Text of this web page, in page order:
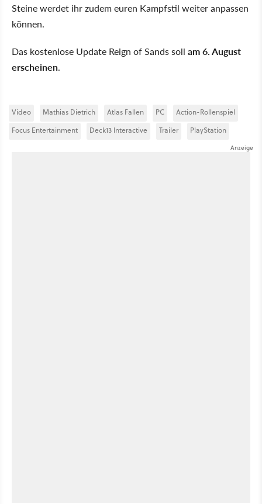
Steine werdet ihr zudem euren Kampfstil weiter anpassen
können.
Das kostenlose Update Reign of Sands soll am 6. August
erscheinen.
Video Mathias Dietrich Atlas Fallen PC
Action-Rollenspiel
Focus Entertainment
Deck13 Interactive Trailer PlayStation